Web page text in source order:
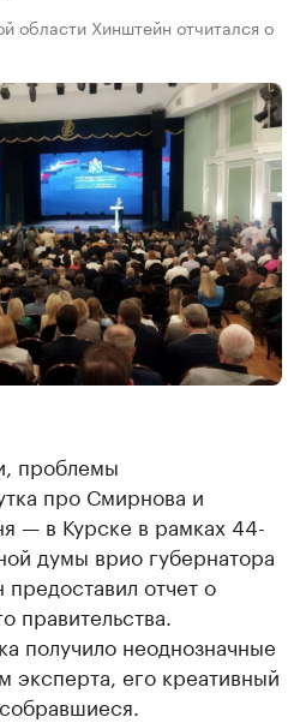
области Хинштейн отчитался о
проблемы
про Смирнова и
— в Курске в рамках 44-
думы врио губернатора
отчет о
правительства.
получило неоднозначные
эксперта, его креативный